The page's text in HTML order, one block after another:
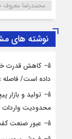
محمدرضا معروف
نوشته های
کاهش قدرت
داده است/ فاصله
تولید و بازار
محدودیت واردات
عبور صنعت